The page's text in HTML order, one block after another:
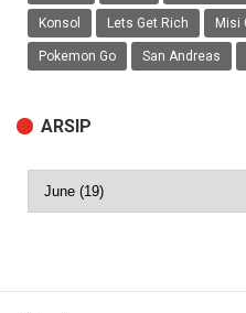
Konsol Lets Get Rich Misi
Pokemon Go San Andreas
ARSIP